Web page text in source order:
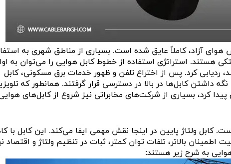
هوای آزاد، کاملاً عایق شده است. بسیاری از مناطق شهری به
هستند. استراتژی استفاده از خطوط کابل هوایی را می‌توان به
ردیابی کرد. پس از اختراع تلفن و ظهور خدمات برق مسکونی، کابل
داشتن کابل‌ها در بالا در دسترسی قرار گرفتند. همانطور که
کرد، بسیاری از شرکت‌های مخابراتی نیز شروع از کابل‌های
کابل ولتاژ پایین در اینجا نقش مهمی ایفا می‌کند. این کابل با
اطمینان بالاتر، تلفات توان کمتر، ثبات در تنظیم ولتاژ و اقتصاد
به شرح زیر هستند: